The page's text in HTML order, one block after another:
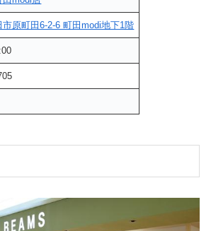
市原町田6-2-6 町田modi地下1階